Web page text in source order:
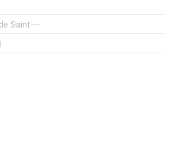
Saint-⋯